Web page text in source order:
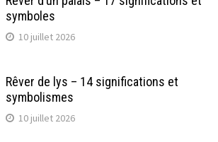
symboles
10 juillet 2026
Rêver de lys – 14 significations et
symbolismes
10 juillet 2026